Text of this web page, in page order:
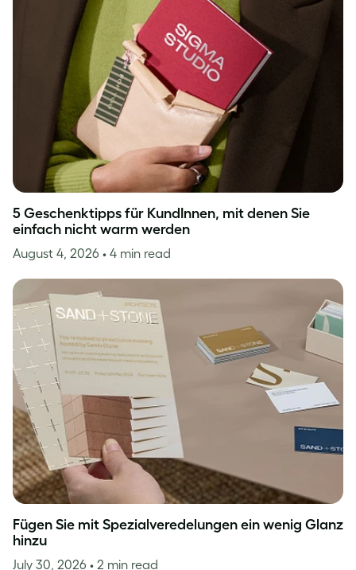
5 Geschenktipps für KundInnen, mit denen Sie
einfach nicht warm werden
August 4, 2026 • 4 min read
Fügen Sie mit Spezialveredelungen ein wenig Glanz
hinzu
July 30, 2026 • 2 min read